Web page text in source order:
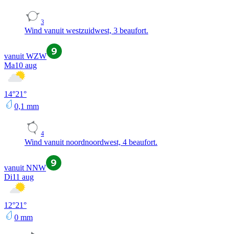
3
Wind vanuit westzuidwest, 3 beaufort.
vanuit WZW
Ma10 aug
14°21°
0,1 mm
4
Wind vanuit noordnoordwest, 4 beaufort.
vanuit NNW
Di11 aug
12°21°
0 mm